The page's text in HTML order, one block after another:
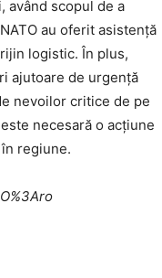
având scopul de a
au oferit asistență
logistic. În plus,
ajutoare de urgență
nevoilor critice de pe
necesară o acțiune
regiune.